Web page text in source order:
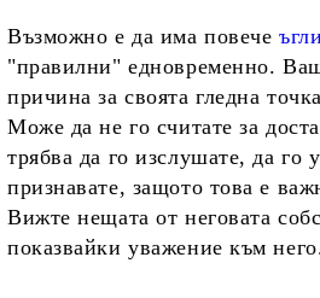
Възможно е да има повече ъгли
"правилни" едновременно.
причина за своята гледна
Може да не го считате за
трябва да го изслушате, да го
признавате, защото това е
Вижте нещата от неговата
показвайки уважение към